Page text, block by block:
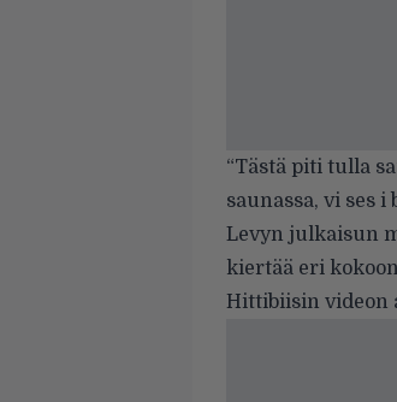
“Tästä piti tulla
saunassa, vi ses
Levyn julkaisun
kiertää eri
Hittibiisin videon